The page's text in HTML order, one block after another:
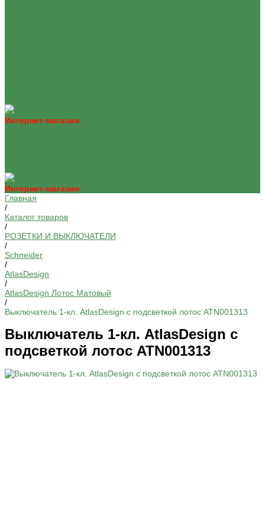
Интернет-магазин
Интернет-магазин
Главная
/
Каталог товаров
/
РОЗЕТКИ И ВЫКЛЮЧАТЕЛИ
/
Schneider
/
AtlasDesign
/
AtlasDesign Лотос Матовый
/
Выключатель 1-кл. AtlasDesign с подсветкой лотос ATN001313
Выключатель 1-кл. AtlasDesign с
подсветкой лотос ATN001313